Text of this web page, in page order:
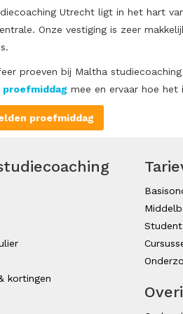
Utrecht ligt in het hart
Onze vestiging is zeer
proeven bij Maltha
proefmiddag mee en ervaar hoe het
proefmiddag
kortingen